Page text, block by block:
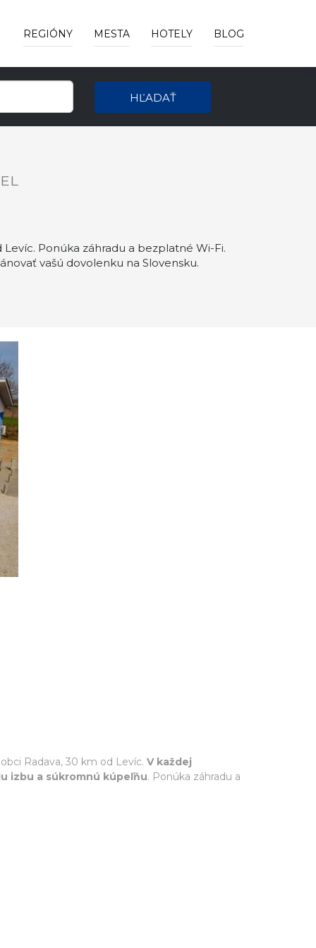
REGIÓNY MESTA HOTELY BLOG
HĽADAŤ
Ponúka záhradu a bezplatné Wi-Fi.
vašú dovolenku na Slovensku.
Radava, 30 km od Levíc. V každej
izbu a súkromnú kúpeľňu. Ponúka záhradu a